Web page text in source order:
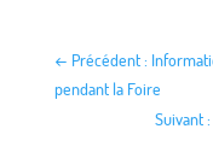
← Précédent :
pendant la Foire
Suivant